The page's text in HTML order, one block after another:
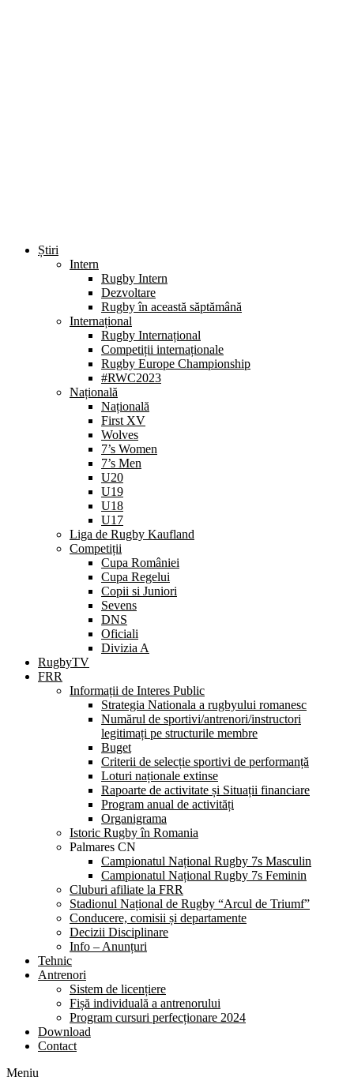
Știri
Intern
Rugby Intern
Dezvoltare
Rugby în această săptămână
Internațional
Rugby Internațional
Competiții internaționale
Rugby Europe Championship
#RWC2023
Națională
Națională
First XV
Wolves
7’s Women
7’s Men
U20
U19
U18
U17
Liga de Rugby Kaufland
Competiții
Cupa României
Cupa Regelui
Copii si Juniori
Sevens
DNS
Oficiali
Divizia A
RugbyTV
FRR
Informații de Interes Public
Strategia Nationala a rugbyului romanesc
Numărul de sportivi/antrenori/instructori
legitimați pe structurile membre
Buget
Criterii de selecție sportivi de performanță
Loturi naționale extinse
Rapoarte de activitate și Situații financiare
Program anual de activități
Organigrama
Istoric Rugby în Romania
Palmares CN
Campionatul Național Rugby 7s Masculin
Campionatul Național Rugby 7s Feminin
Cluburi afiliate la FRR
Stadionul Național de Rugby “Arcul de Triumf”
Conducere, comisii și departamente
Decizii Disciplinare
Info – Anunțuri
Tehnic
Antrenori
Sistem de licențiere
Fișă individuală a antrenorului
Program cursuri perfecționare 2024
Download
Contact
Meniu